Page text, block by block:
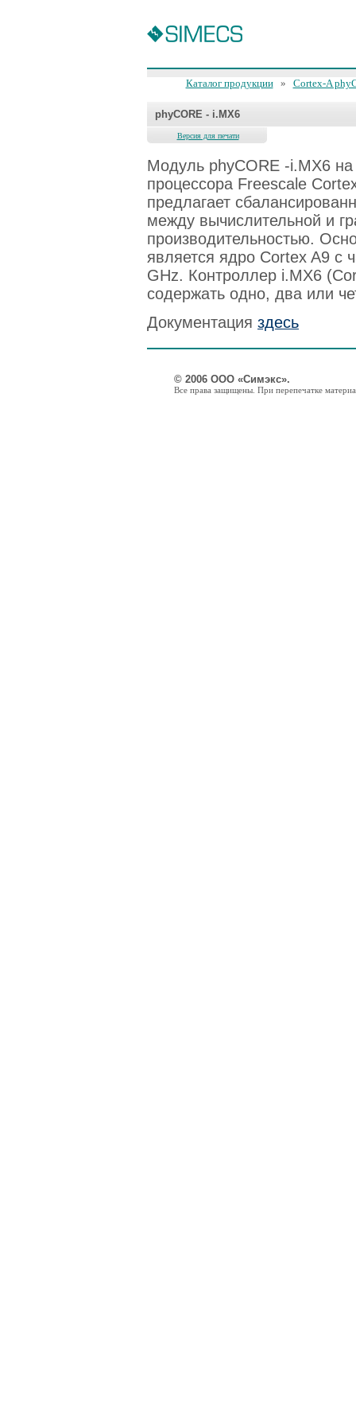
Каталог продукции» Cortex-A
phyCORE - i.MX6
Версия для печати
Модуль phyCORE -i.MX6 на
процессора Freescale
предлагает
между вычислительной и
производительностью.
является ядро Cortex A9 с
GHz. Контроллер i.MX6
содержать одно, два или
Документация здесь
© 2006 ООО «Симэкс».
Все права защищены. При перепечатке